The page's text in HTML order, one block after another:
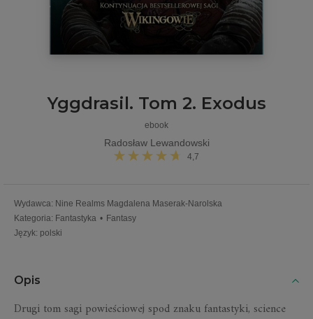
Yggdrasil. Tom 2. Exodus
ebook
Radosław Lewandowski
4,7
Wydawca: Nine Realms Magdalena Maserak-Narolska
Kategoria: Fantastyka • Fantasy
Język: polski
Opis
Drugi tom sagi powieściowej spod znaku fantastyki, science